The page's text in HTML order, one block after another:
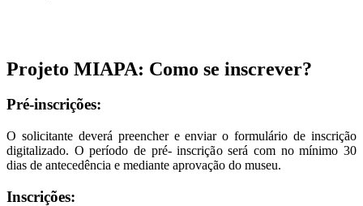
Projeto MIAPA: Como se inscrever?
Pré-inscrições:
O solicitante deverá preencher e enviar o formulário de inscrição
digitalizado. O período de pré- inscrição será com no mínimo 30
dias de antecedência e mediante aprovação do museu.
Inscrições: